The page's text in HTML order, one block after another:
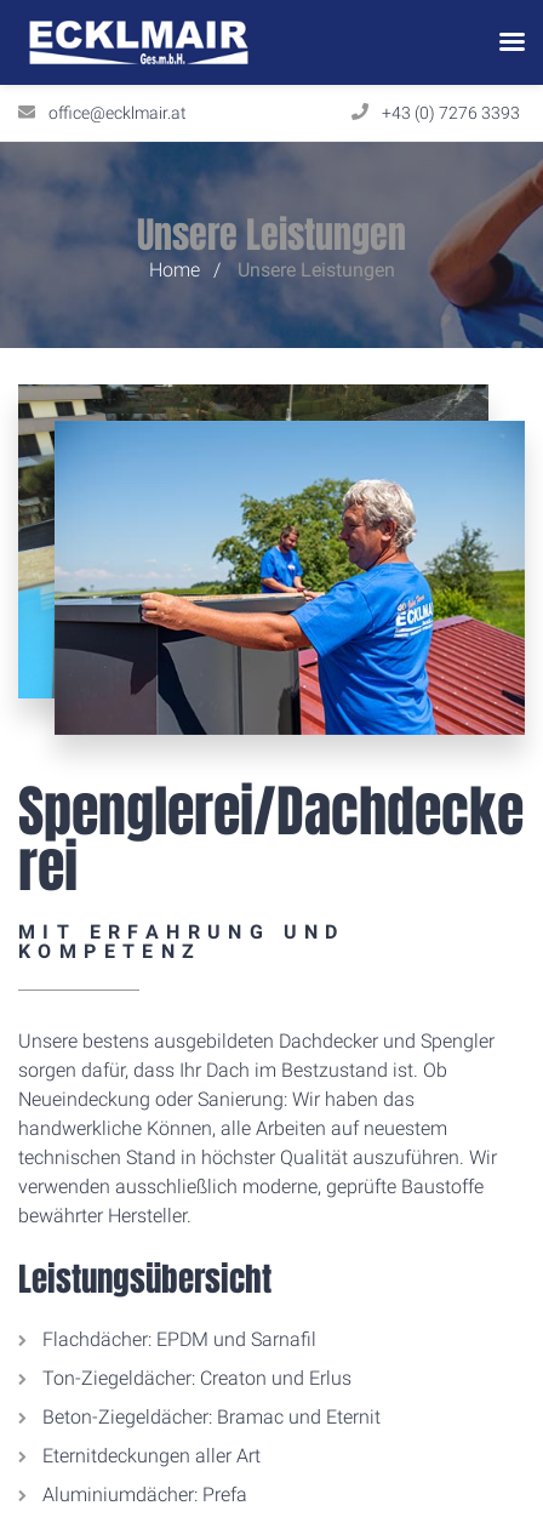
office@ecklmair.at +43 (0) 7276 3393
Unsere Leistungen
Home Unsere Leistungen
Spenglerei/Dachdecke
rei
MIT ERFAHRUNG UND
KOMPETENZ
Unsere bestens ausgebildeten Dachdecker und Spengler
sorgen dafür, dass Ihr Dach im Bestzustand ist. Ob
Neueindeckung oder Sanierung: Wir haben das
handwerkliche Können, alle Arbeiten auf neuestem
technischen Stand in höchster Qualität auszuführen. Wir
verwenden ausschließlich moderne, geprüfte Baustoffe
bewährter Hersteller.
Leistungsübersicht
Flachdächer: EPDM und Sarnafil
Ton-Ziegeldächer: Creaton und Erlus
Beton-Ziegeldächer: Bramac und Eternit
Eternitdeckungen aller Art
Aluminiumdächer: Prefa